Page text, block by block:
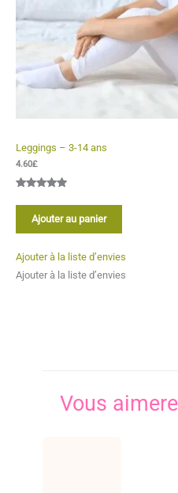
Leggings – 3-14 ans
4.60£
sur 5
basé sur
client
Ajouter au panier
Ajouter à la liste d’envies
Ajouter à la liste d’envies
Vous